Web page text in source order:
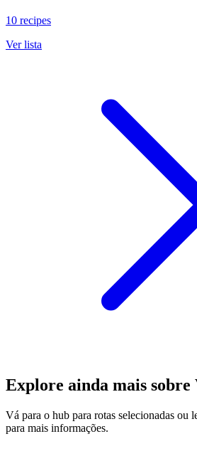
10 recipes
Ver lista
Explore ainda mais sobre
Vá para o hub para rotas selecionadas ou
para mais informações.